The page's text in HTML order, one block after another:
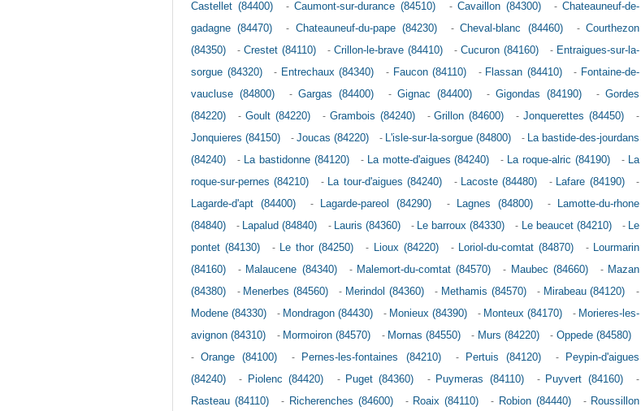
Castellet (84400)
-Caumont-sur-durance (84510) - Cavaillon (84300) -Chateauneuf-de-
gadagne (84470)
- Chateauneuf-du-pape (84230) -Cheval-blanc (84460) -Courthezon
(84350)
- Crestet (84110) - Crillon-le-brave (84410) - Cucuron (84160) - Entraigues-sur-la-
sorgue (84320)
- Entrechaux (84340) - Faucon (84110) - Flassan (84410) - Fontaine-de-
vaucluse (84800)
-Gargas (84400) -Gignac (84400) -Gigondas (84190) -Gordes
(84220)
- Goult (84220) - Grambois (84240) -Grillon (84600) -Jonquerettes (84450)
-
Jonquieres (84150)
- Joucas (84220) - L'isle-sur-la-sorgue (84800) - La bastide-des-jourdans
(84240)
- La bastidonne (84120) - La motte-d'aigues (84240) - La roque-alric (84190) - La
roque-sur-pernes (84210)
- La tour-d'aigues (84240) - Lacoste (84480) - Lafare (84190)
-
Lagarde-d'apt (84400)
- Lagarde-pareol (84290) - Lagnes (84800) -
Lamotte-du-rhone
(84840)
- Lapalud (84840) - Lauris (84360) - Le barroux (84330) - Le beaucet (84210) - Le
pontet (84130)
- Le thor (84250) - Lioux (84220) - Loriol-du-comtat (84870) - Lourmarin
(84160)
- Malaucene (84340) - Malemort-du-comtat (84570) - Maubec (84660) - Mazan
(84380)
- Menerbes (84560) - Merindol (84360) - Methamis (84570) - Mirabeau (84120)
-
Modene (84330)
- Mondragon (84430) - Monieux (84390) - Monteux (84170) - Morieres-les-
avignon (84310)
- Mormoiron (84570) - Mornas (84550) - Murs (84220) - Oppede (84580)
-Orange (84100) - Pernes-les-fontaines (84210) - Pertuis (84120) -
Peypin-d'aigues
(84240)
- Piolenc (84420) - Puget (84360) - Puymeras (84110) - Puyvert (84160)
-
Rasteau (84110)
- Richerenches (84600) - Roaix (84110) - Robion (84440) - Roussillon